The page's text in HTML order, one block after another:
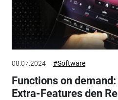
08.07.2024 #Software
Functions on
Extra-Features den